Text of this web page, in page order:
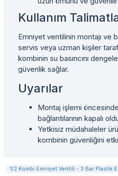
Kullanım
Emniyet ventilinin montajı ve
servis veya uzman kişiler
kombinin su basıncını
güvenlik sağlar.
Uyarılar
Montaj işlemi
bağlantılarının kapalı
Yetkisiz müdahaleler
kombinin güvenliğini
1/2 Kombi Emniyet Ventili - 3 Bar Plastik